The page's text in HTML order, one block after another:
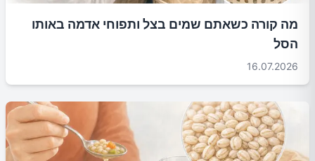
מה קורה כשאתם שמים בצל ותפוחי אדמה באותו
הסל
16.07.2026